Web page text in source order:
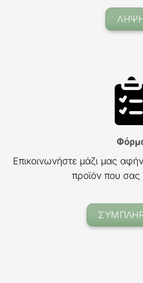
Επικοινωνήστε μάζι μας
προϊόν που σας